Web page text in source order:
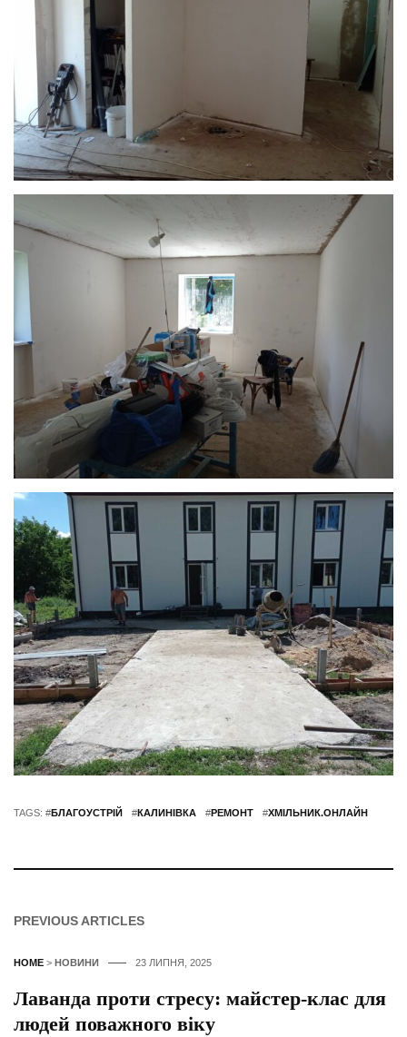
TAGS: #БЛАГОУСТРІЙ #КАЛИНІВКА #РЕМОНТ #ХМІЛЬНИК.ОНЛАЙН
PREVIOUS ARTICLES
HOME > НОВИНИ 23 ЛИПНЯ, 2025
Лаванда проти стресу: майстер-клас для
людей поважного віку